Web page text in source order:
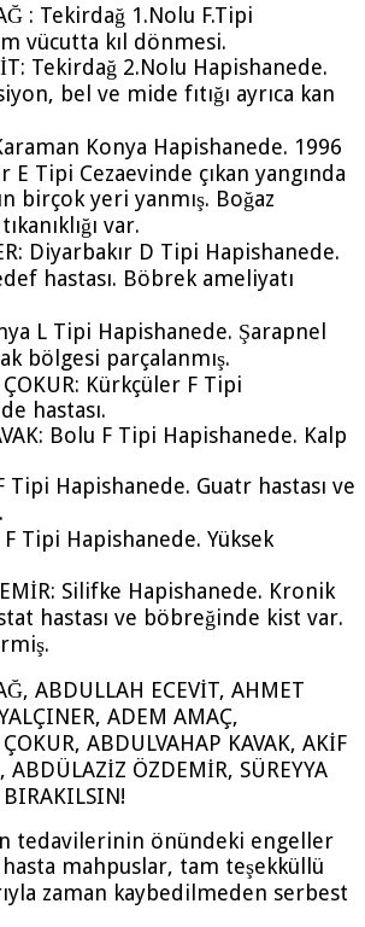
: Tekirdağ 1.Nolu F.Tipi
vücutta kıl dönmesi.
Tekirdağ 2.Nolu Hapishanede.
bel ve mide fıtığı ayrıca kan
Konya Hapishanede. 1996
E Tipi Cezaevinde çıkan yangında
birçok yeri yanmış. Boğaz
var.
Diyarbakır D Tipi Hapishanede.
hastası. Böbrek ameliyatı
L Tipi Hapishanede. Şarapnel
bölgesi parçalanmış.
Kürkçüler F Tipi
hastası.
Bolu F Tipi Hapishanede. Kalp
Tipi Hapishanede. Guatr hastası ve
Tipi Hapishanede. Yüksek
Silifke Hapishanede. Kronik
hastası ve böbreğinde kist var.
ABDULLAH ECEVİT, AHMET
ADEM AMAÇ,
ABDULVAHAP KAVAK, AKİF
ÖZDEMİR, SÜREYYA
BIRAKILSIN!
tedavilerinin önündeki engeller
hasta mahpuslar, tam teşekküllü
zaman kaybedilmeden serbest